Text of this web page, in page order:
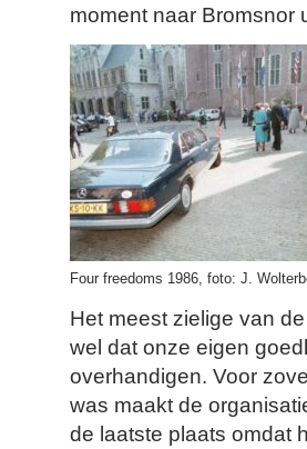
moment naar Bromsnor
Four freedoms 1986, foto: J.
Het meest zielige van
wel dat onze eigen
overhandigen. Voor
was maakt de
de laatste plaats omdat